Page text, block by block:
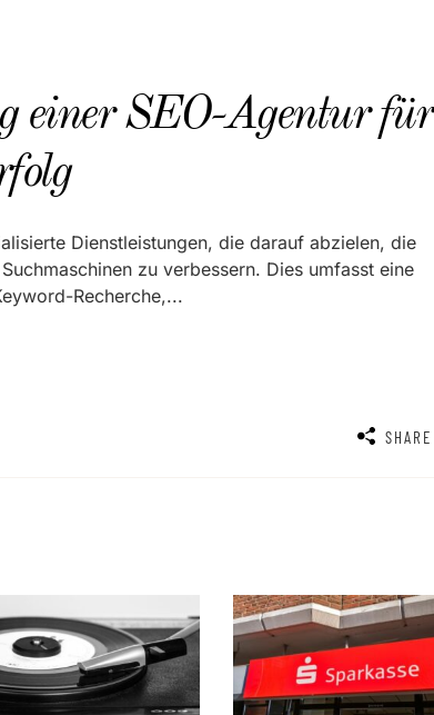
einer SEO-Agentur für
Dienstleistungen, die darauf abzielen, die
zu verbessern. Dies umfasst eine
Recherche,...
SHARE